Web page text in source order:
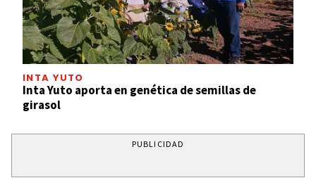
INTA YUTO
Inta Yuto aporta en genética de semillas de
girasol
PUBLICIDAD